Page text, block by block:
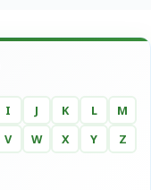
I J K L
M
V W X Y Z